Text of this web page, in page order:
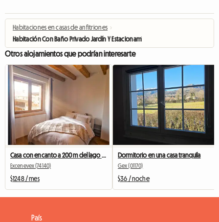
Habitaciones en casas de anfitriones ›
Habitación Con Baño Privado Jardín Y Estacionamiento
Otros alojamientos que podrían interesarte
Excenevex (74140)
$1248 / mes
Dormitorio en una casa tranquila
Gex (01170)
$36 / noche
País